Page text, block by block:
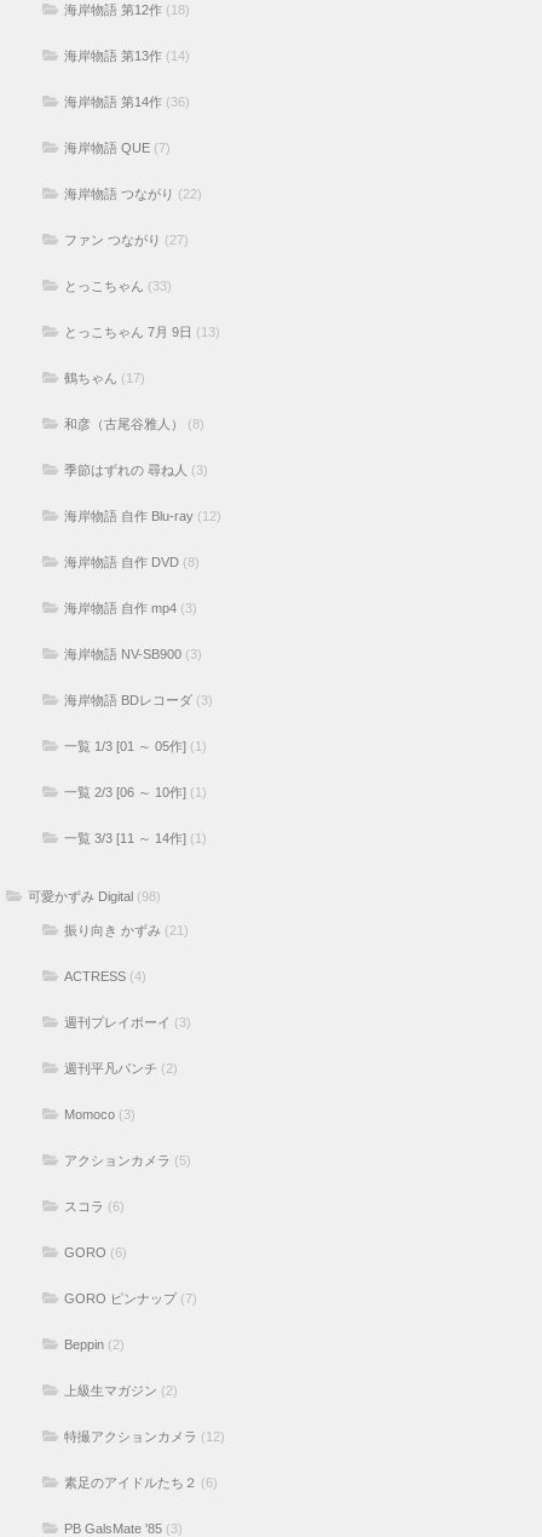
海岸物語 第12作 (18)
海岸物語 第13作 (14)
海岸物語 第14作 (36)
海岸物語 QUE (7)
海岸物語 つながり (22)
ファン つながり (27)
とっこちゃん (33)
とっこちゃん 7月 9日 (13)
鶴ちゃん (17)
和彦（古尾谷雅人） (8)
季節はずれの 尋ね人 (3)
海岸物語 自作 Blu-ray (12)
海岸物語 自作 DVD (8)
海岸物語 自作 mp4 (3)
海岸物語 NV-SB900 (3)
海岸物語 BDレコーダ (3)
一覧 1/3 [01 ～ 05作] (1)
一覧 2/3 [06 ～ 10作] (1)
一覧 3/3 [11 ～ 14作] (1)
可愛かずみ Digital (98)
振り向き かずみ (21)
ACTRESS (4)
週刊プレイボーイ (3)
週刊平凡パンチ (2)
Momoco (3)
アクションカメラ (5)
スコラ (6)
GORO (6)
GORO ピンナップ (7)
Beppin (2)
上級生マガジン (2)
特撮アクションカメラ (12)
素足のアイドルたち２ (6)
PB GalsMate '85 (3)